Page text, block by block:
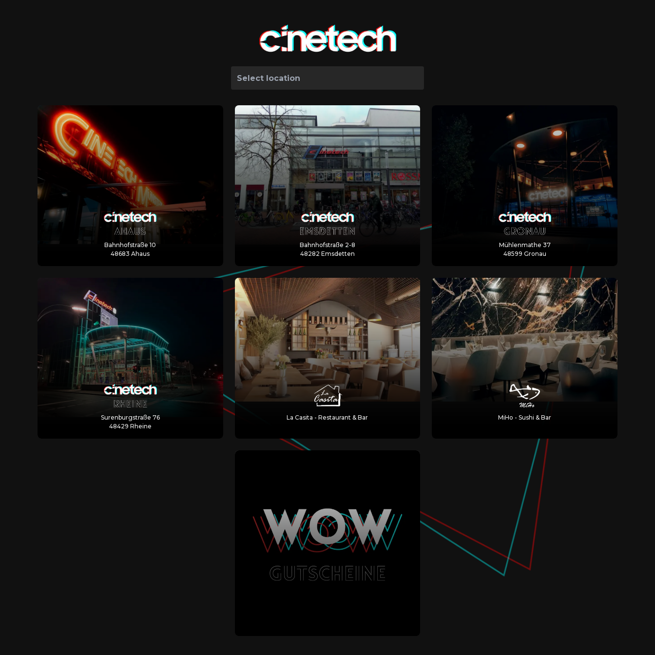
Bahnhofstraße 10
48683 Ahaus
Bahnhofstraße 2-8
48282 Emsdetten
Mühlenmathe 37
48599 Gronau
Surenburgstraße 76
48429 Rheine
La Casita - Restaurant & Bar MiHo - Sushi & Bar